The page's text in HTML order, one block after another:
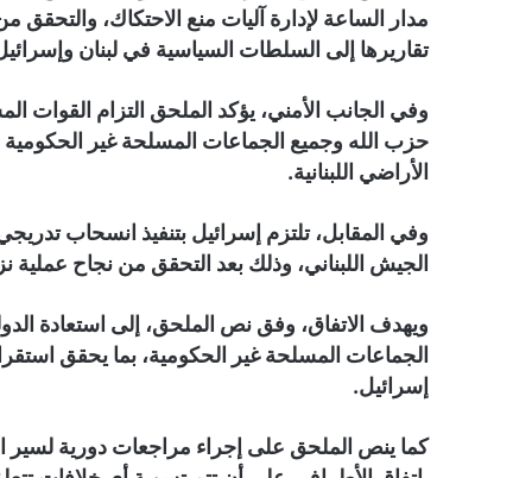
مدار الساعة لإدارة آليات منع الاحتكاك، والتحقق
تقاريرها إلى السلطات السياسية في لبنان
وفي الجانب الأمني، يؤكد الملحق التزام القوات
حزب الله وجميع الجماعات المسلحة غير
الأراضي اللبنانية.
وفي المقابل، تلتزم إسرائيل بتنفيذ انسحاب
الجيش اللبناني، وذلك بعد التحقق من نجاح عملية
ويهدف الاتفاق، وفق نص الملحق، إلى استعادة
الجماعات المسلحة غير الحكومية، بما يحقق
إسرائيل.
كما ينص الملحق على إجراء مراجعات دورية لسير